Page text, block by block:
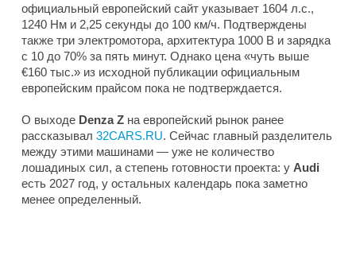
официальный европейский сайт указывает 1604 л.с.,
1240 Нм и 2,25 секунды до 100 км/ч. Подтверждены
также три электромотора, архитектура 1000 В и зарядка
с 10 до 70% за пять минут. Однако цена «чуть выше
€160 тыс.» из исходной публикации официальным
европейским прайсом пока не подтверждается.
О выходе Denza Z на европейский рынок ранее
рассказывал 32CARS.RU. Сейчас главный разделитель
между этими машинами — уже не количество
лошадиных сил, а степень готовности проекта: у Audi
есть 2027 год, у остальных календарь пока заметно
менее определенный.